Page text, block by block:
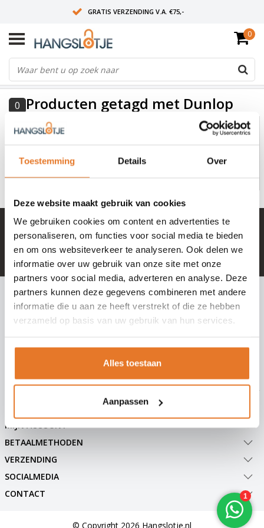
Toestemming Details Over
Deze website maakt gebruik van cookies
We gebruiken cookies om content en advertenties te
personaliseren, om functies voor social media te bieden
en om ons websiteverkeer te analyseren. Ook delen we
informatie over uw gebruik van onze site met onze
partners voor social media, adverteren en analyse. Deze
partners kunnen deze gegevens combineren met andere
informatie die u aan ze heeft verstrekt of die ze hebben
verzameld op basis van uw gebruik van hun services.
Alles toestaan
Aanpassen
GRATIS VERZENDING V.A. €75,-
OP WERKDAGEN VOOR 15:00 BESTELD? VOLGENDE DAG OP SLOT!
ALLES UIT VOORRAAD
0
Producten getagd met Dunlop
0
+ 100.000 tevreden klanten in NL & BE
info@hangslotje.nl
INSCHRIJVEN NIEUWSBRIEF
Meld je nu aan voor extra informatie of nieuwe producten
Abonneer
MIJN ACCOUNT
BETAALMETHODEN
VERZENDING
SOCIALMEDIA
CONTACT
© Copyright 2026 Hangslotje.nl